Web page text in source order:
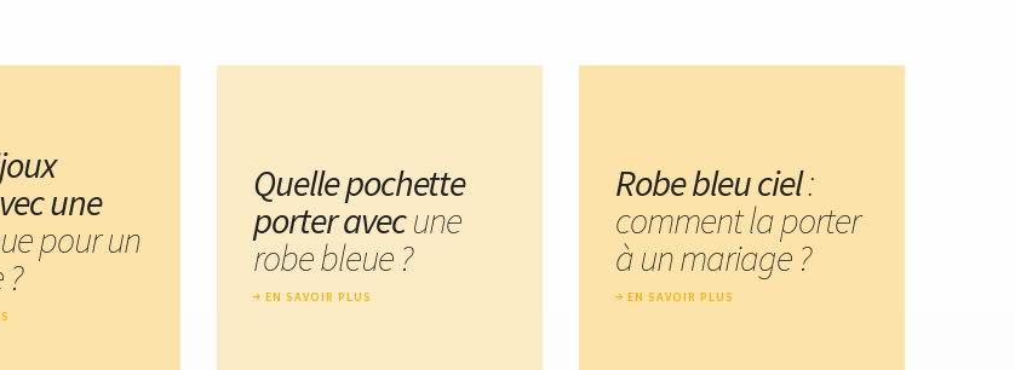
une
pour un
Quelle pochette
porter avecune
robe bleue ?
EN SAVOIR PLUS
Robe bleu ciel:
comment la porter
à un mariage ?
EN SAVOIR PLUS